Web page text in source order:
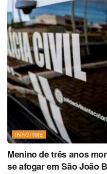
INFORME
Menino de três anos
se afogar em São João